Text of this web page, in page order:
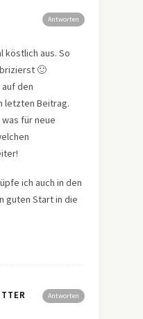
Antworten
köstlich aus. So
🙂
den
letzten Beitrag.
für neue
ich auch in den
guten Start in die
Antworten